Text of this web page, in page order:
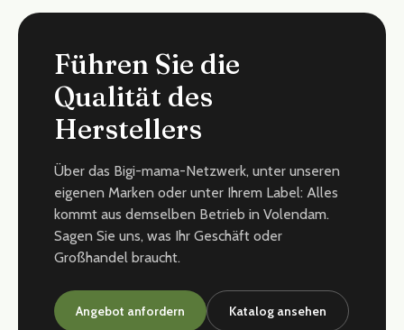
Führen Sie die
Qualität des
Herstellers
Über das Bigi-mama-Netzwerk, unter unseren
eigenen Marken oder unter Ihrem Label: Alles
kommt aus demselben Betrieb in Volendam.
Sagen Sie uns, was Ihr Geschäft oder
Großhandel braucht.
Angebot anfordern Katalog ansehen